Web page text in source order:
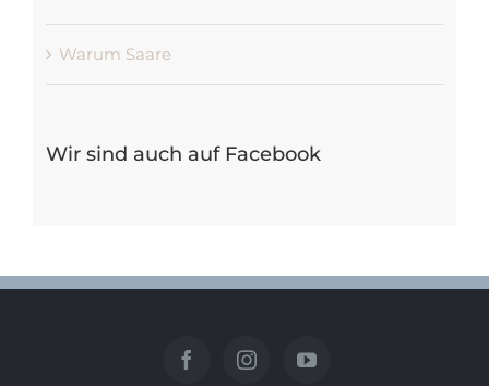
Wir sind auch auf Facebook